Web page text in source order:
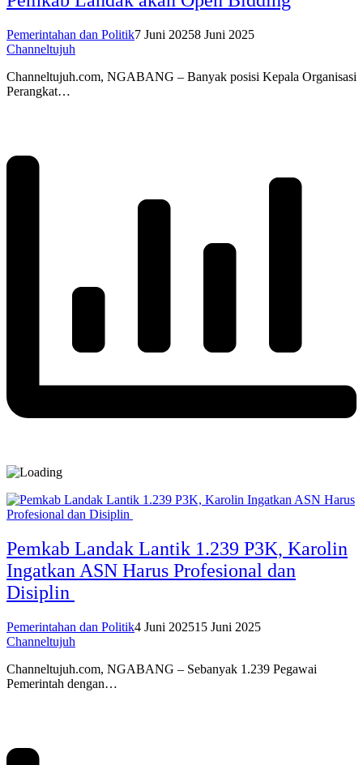
Pemerintahan dan Politik7 Juni 20258 Juni 2025
Channeltujuh
Channeltujuh.com, NGABANG – Banyak posisi Kepala Organisasi
Perangkat…
Pemkab Landak Lantik 1.239 P3K, Karolin
Ingatkan ASN Harus Profesional dan
Disiplin
Pemerintahan dan Politik4 Juni 202515 Juni 2025
Channeltujuh
Channeltujuh.com, NGABANG – Sebanyak 1.239 Pegawai
Pemerintah dengan…